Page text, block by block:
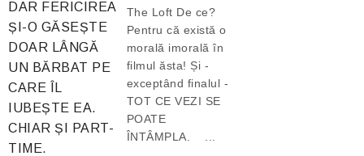
DAR FERICIREA
ȘI-O GĂSEȘTE
DOAR LÂNGĂ
UN BĂRBAT PE
CARE ÎL
IUBEȘTE EA.
CHIAR ȘI PART-
TIME.
The Loft De ce?
Pentru că există o
morală imorală în
filmul ăsta! Și -
exceptând finalul -
TOT CE VEZI SE
POATE
ÎNTÂMPLA. ...